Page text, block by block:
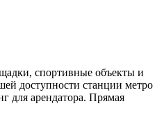
спортивные объекты и
доступности станции метро
для арендатора. Прямая